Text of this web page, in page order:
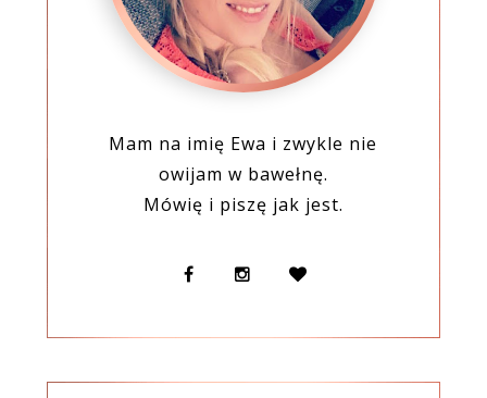
Mam na imię Ewa i zwykle nie
owijam w bawełnę.
Mówię i piszę jak jest.